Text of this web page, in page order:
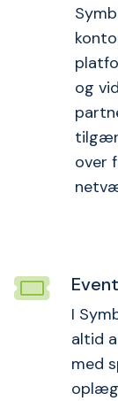
og
over
I
altid
med